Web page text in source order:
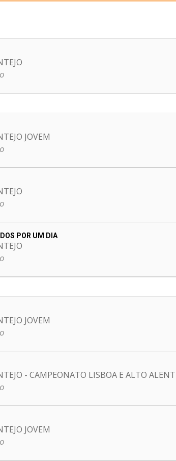
JOVEM
POR UM DIA
JOVEM
- CAMPEONATO LISBOA E ALTO
JOVEM